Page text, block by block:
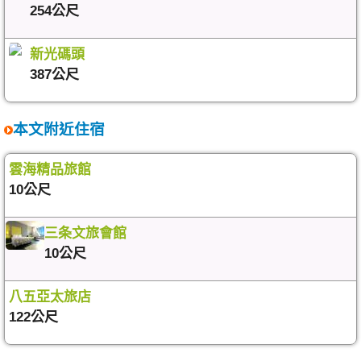
254公尺
新光碼頭
387公尺
本文附近住宿
雲海精品旅館
10公尺
三条文旅會館
10公尺
八五亞太旅店
122公尺